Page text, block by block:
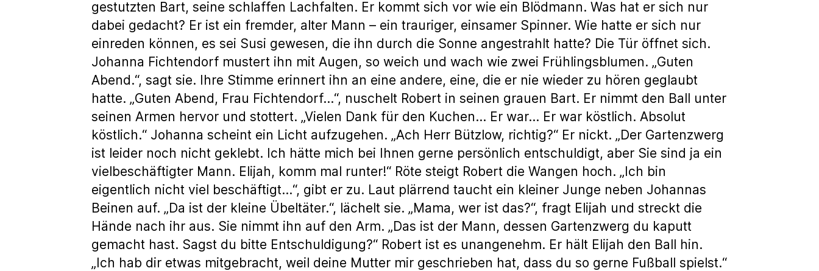
gestutzten Bart, seine schlaffen Lachfalten. Er kommt sich vor wie ein Blödmann. Was hat er sich nur
dabei gedacht? Er ist ein fremder, alter Mann – ein trauriger, einsamer Spinner. Wie hatte er sich nur
einreden können, es sei Susi gewesen, die ihn durch die Sonne angestrahlt hatte? Die Tür öffnet sich.
Johanna Fichtendorf mustert ihn mit Augen, so weich und wach wie zwei Frühlingsblumen. „Guten
Abend.“, sagt sie. Ihre Stimme erinnert ihn an eine andere, eine, die er nie wieder zu hören geglaubt
hatte. „Guten Abend, Frau Fichtendorf…“, nuschelt Robert in seinen grauen Bart. Er nimmt den Ball unter
seinen Armen hervor und stottert. „Vielen Dank für den Kuchen… Er war… Er war köstlich. Absolut
köstlich.“ Johanna scheint ein Licht aufzugehen. „Ach Herr Bützlow, richtig?“ Er nickt. „Der Gartenzwerg
ist leider noch nicht geklebt. Ich hätte mich bei Ihnen gerne persönlich entschuldigt, aber Sie sind ja ein
vielbeschäftigter Mann. Elijah, komm mal runter!“ Röte steigt Robert die Wangen hoch. „Ich bin
eigentlich nicht viel beschäftigt…“, gibt er zu. Laut plärrend taucht ein kleiner Junge neben Johannas
Beinen auf. „Da ist der kleine Übeltäter.“, lächelt sie. „Mama, wer ist das?“, fragt Elijah und streckt die
Hände nach ihr aus. Sie nimmt ihn auf den Arm. „Das ist der Mann, dessen Gartenzwerg du kaputt
gemacht hast. Sagst du bitte Entschuldigung?“ Robert ist es unangenehm. Er hält Elijah den Ball hin.
„Ich hab dir etwas mitgebracht, weil deine Mutter mir geschrieben hat, dass du so gerne Fußball spielst.“